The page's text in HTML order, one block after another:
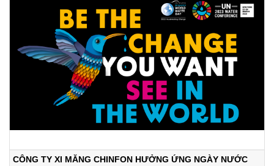
CÔNG TY XI MĂNG CHINFON HƯỞNG ỨNG NGÀY NƯỚC